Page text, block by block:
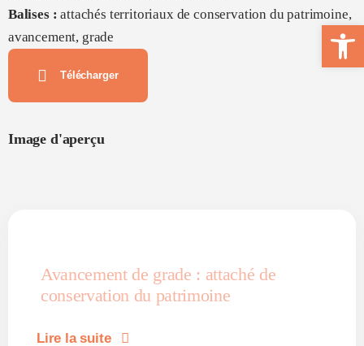
Balises :attachés territoriaux de conservation du patrimoine,
avancement, grade
Télécharger
Image d'aperçu
Avancement de grade : attaché de
conservation du patrimoine
Lire la suite
Ouvrir